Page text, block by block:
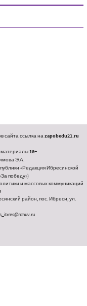
сайта ссылка наzapobedu21.ru
материалы18+
Э.А.
«Редакция Ибресинской
победу»)
и массовых коммуникаций
район, пос. Ибреси, ул.